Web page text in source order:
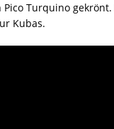
Turquino
Kubas.